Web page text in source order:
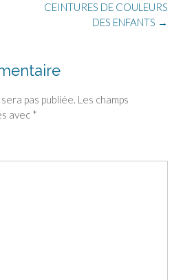
CEINTURES DE COULEURS
DES ENFANTS →
pas publiée. Les champs
avec *